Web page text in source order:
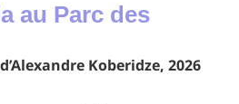
au Parc des
Koberidze, 2026